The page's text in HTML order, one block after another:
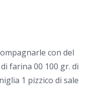
con del
farina 00 100 gr. di
1 pizzico di sale